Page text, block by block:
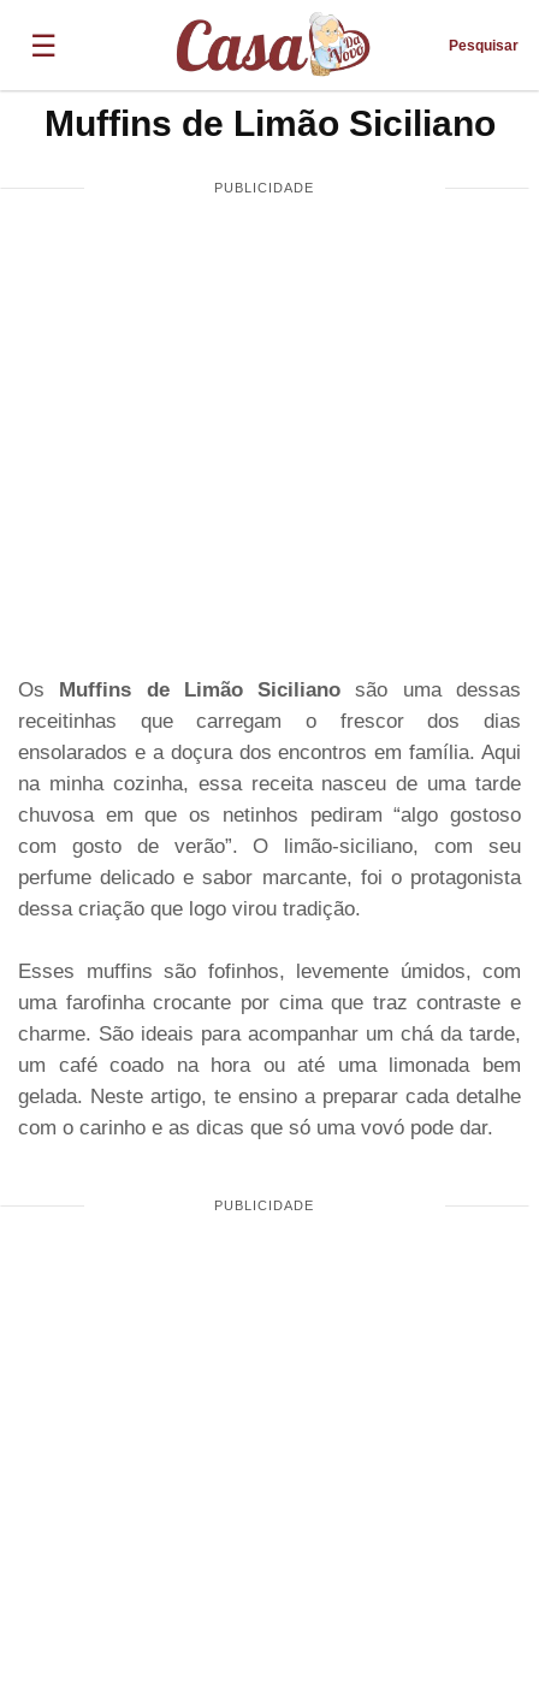
☰ Pesquisar
Muffins de Limão Siciliano
Os Muffins de Limão Siciliano são uma dessas
receitinhas que carregam o frescor dos dias
ensolarados e a doçura dos encontros em família. Aqui
na minha cozinha, essa receita nasceu de uma tarde
chuvosa em que os netinhos pediram “algo gostoso
com gosto de verão”. O limão-siciliano, com seu
perfume delicado e sabor marcante, foi o protagonista
dessa criação que logo virou tradição.
Esses muffins são fofinhos, levemente úmidos, com
uma farofinha crocante por cima que traz contraste e
charme. São ideais para acompanhar um chá da tarde,
um café coado na hora ou até uma limonada bem
gelada. Neste artigo, te ensino a preparar cada detalhe
com o carinho e as dicas que só uma vovó pode dar.